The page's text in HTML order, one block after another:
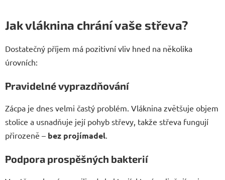
Jak vláknina chrání vaše střeva?
Dostatečný příjem má pozitivní vliv hned na několika
úrovních:
Pravidelné vyprazdňování
Zácpa je dnes velmi častý problém. Vláknina zvětšuje objem
stolice a usnadňuje její pohyb střevy, takže střeva fungují
přirozeně – bez projímadel.
Podpora prospěšných bakterií